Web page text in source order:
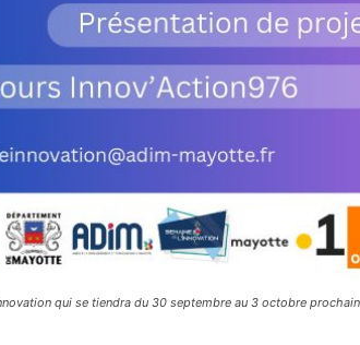
qui se tiendra du 30 septembre au 3 octobre